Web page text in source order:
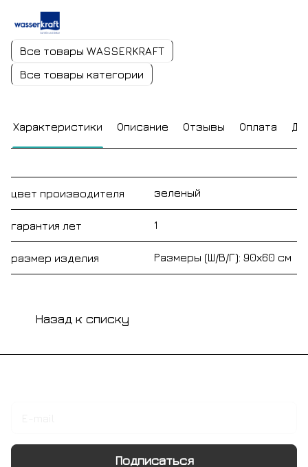
Все товары WASSERKRAFT
Все товары категории
Характеристики Описание Отзывы Оплата
цвет производителя зеленый
гарантия лет 1
размер изделия Размеры (Ш/В/Г): 90х60 см
Назад к списку
Подписаться